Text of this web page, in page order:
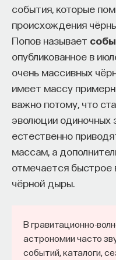
события, которые
происхождения
Попов называет
опубликованное в
очень массивных
имеет массу
важно потому, что
эволюции одиночных
естественно
массам, а
отмечается
чёрной дыры.
В гравитационно-
астрономии часто
событий, каталоги,